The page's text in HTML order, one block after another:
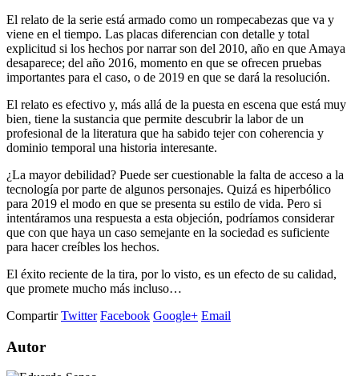
El relato de la serie está armado como un rompecabezas que va y
viene en el tiempo. Las placas diferencian con detalle y total
explicitud si los hechos por narrar son del 2010, año en que Amaya
desaparece; del año 2016, momento en que se ofrecen pruebas
importantes para el caso, o de 2019 en que se dará la resolución.
El relato es efectivo y, más allá de la puesta en escena que está muy
bien, tiene la sustancia que permite descubrir la labor de un
profesional de la literatura que ha sabido tejer con coherencia y
dominio temporal una historia interesante.
¿La mayor debilidad? Puede ser cuestionable la falta de acceso a la
tecnología por parte de algunos personajes. Quizá es hiperbólico
para 2019 el modo en que se presenta su estilo de vida. Pero si
intentáramos una respuesta a esta objeción, podríamos considerar
que con que haya un caso semejante en la sociedad es suficiente
para hacer creíbles los hechos.
El éxito reciente de la tira, por lo visto, es un efecto de su calidad,
que promete mucho más incluso…
Compartir Twitter Facebook Google+ Email
Autor